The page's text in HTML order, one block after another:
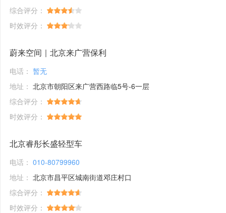
综合评分：
时效评分：
蔚来空间｜北京来广营保利
电话： 暂无
地址： 北京市朝阳区来广营西路临5号-6一层
综合评分：
时效评分：
北京睿彤长盛轻型车
电话： 010-80799960
地址： 北京市昌平区城南街道邓庄村口
综合评分：
时效评分：